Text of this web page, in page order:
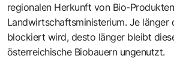
regionalen Herkunft von Bio-
Landwirtschaftsministerium. Je länger
blockiert wird, desto länger bleibt
österreichische Biobauern ungenutzt.